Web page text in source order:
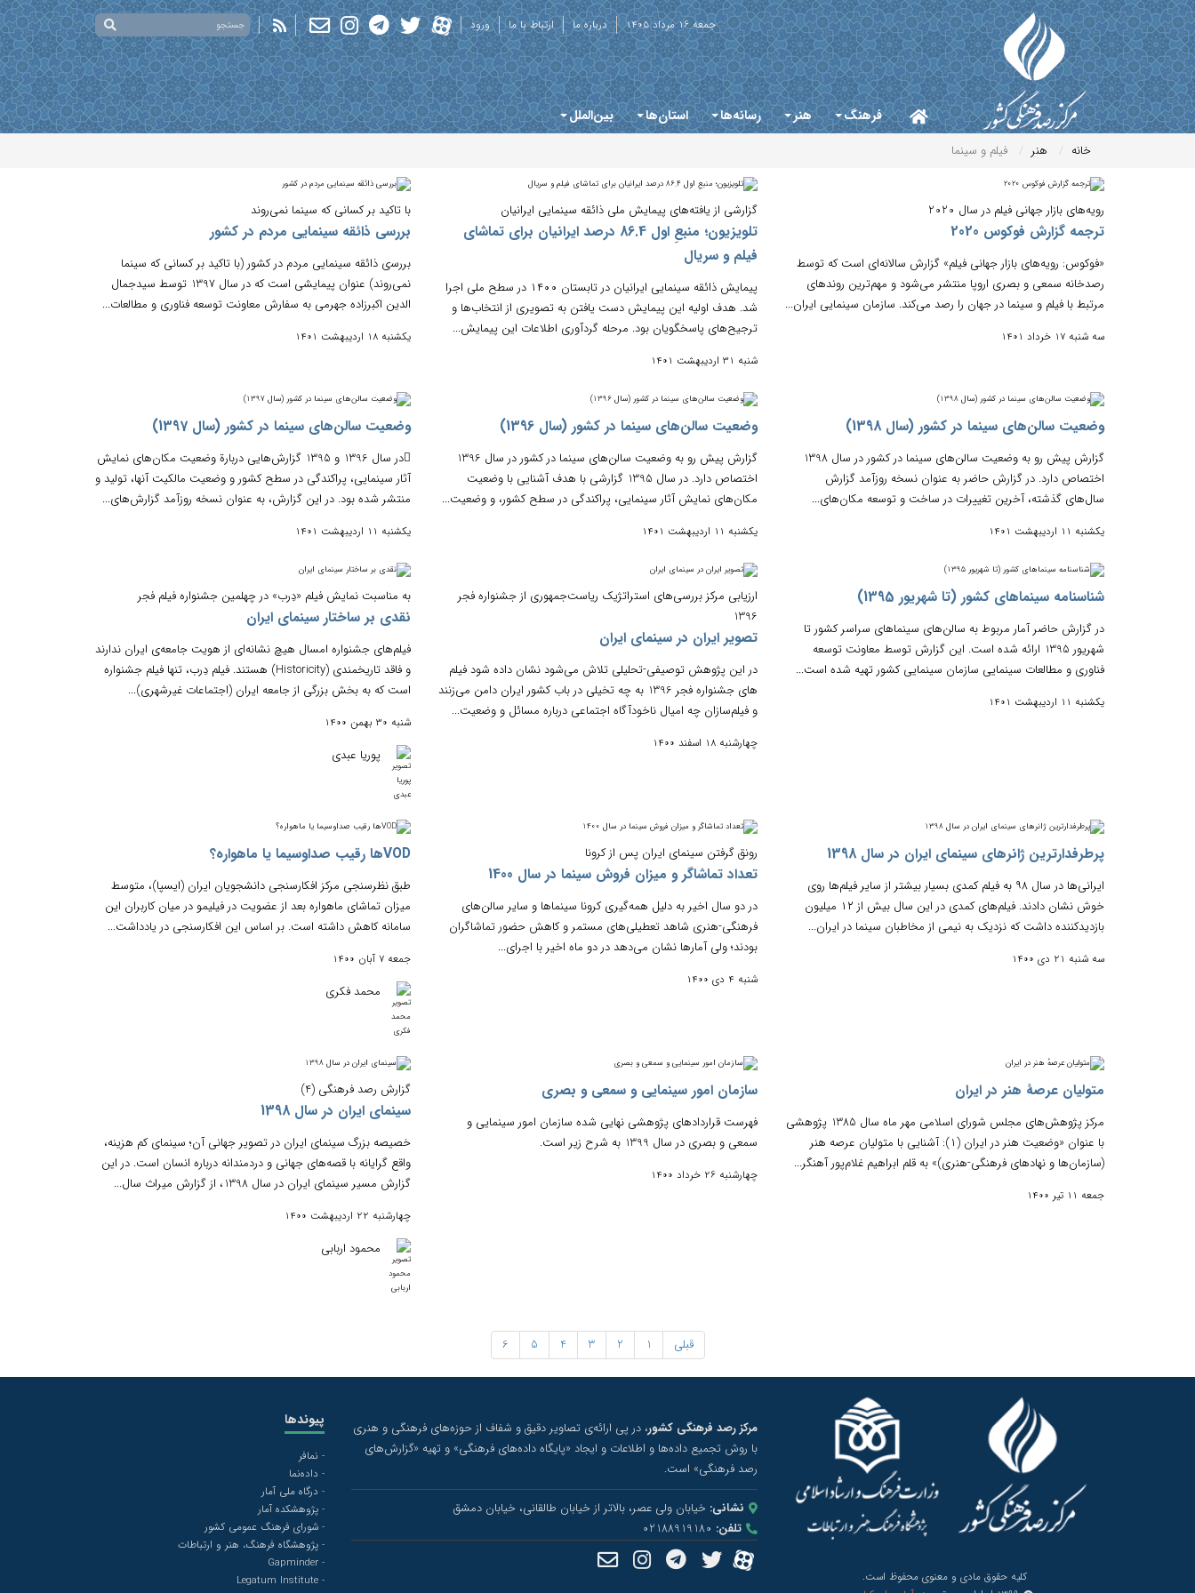
جمعه 16 مرداد 1405 درباره ما ارتباط با ما ورود
فرهنگ هنر رسانه‌ها استان‌ها بین‌الملل
خانه هنر فیلم و سینما
رویه‌های بازار جهانی فیلم در سال 2020
ترجمه گزارش فوکوس 2020
«ﻓﻮﮐﻮس: روﯾﻪ‌ﻫﺎی ﺑﺎزار ﺟﻬﺎﻧﯽ ﻓﯿﻠﻢ» گزارش سالانه‌ای است که توسط
رﺻﺪﺧﺎﻧﻪ ﺳﻤﻌﯽ و ﺑﺼﺮی اروﭘﺎ منتشر می‌شود و مهم‌ترین روندهای
مرتبط با فیلم و سینما در جهان را رصد می‌کند. سازمان سینمایی ایران...
سه شنبه 17 خرداد 1401
گزارشی از یافته‌های پیمایش ملی ذائقه سینمایی ایرانیان
تلویزیون؛ منبعِ اول 86.4 درصد ایرانیان برای تماشای
فیلم و سریال
پیمایش ذائقه سینمایی ایرانیان در تابستان ۱۴۰۰ در سطح ملی اجرا
شد. هدف اولیه این پیمایش دست یافتن به تصویری از انتخاب‌ها و
ترجیح‌های پاسخگویان بود. مرحله گردآوری اطلاعات این پیمایش...
شنبه 31 اردیبهشت 1401
ﺑﺎ ﺗﺎکید ﺑﺮ کسانی که سینما نمی‌روند
ﺑﺮرسی ذاﺋﻘﻪ سینمایی ﻣﺮدم در کشور
ﺑﺮرﺳی ذاﺋﻘﻪ سینمایی ﻣﺮدم در کشور (ﺑﺎ ﺗﺎکید ﺑﺮ کسانی که سینما
نمی‌روند) عنوان پیمایشی است که در سال 1397 توسط سیدﺟﻤﺎل
اﻟﺪین اکبرزاده ﺟﻬﺮمی به سفارش ﻣﻌﺎوﻧﺖ ﺗﻮﺳﻌﻪ ﻓﻨﺎوری و ﻣﻄﺎﻟﻌﺎت...
یکشنبه 18 اردیبهشت 1401
وﺿﻌﯿﺖ ﺳﺎﻟﻦﻫﺎی ﺳﯿﻨﻤﺎ در ﮐﺸﻮر (ﺳﺎل 1398)
ﮔﺰارش ﭘﯿﺶ رو ﺑﻪ وﺿﻌﯿﺖ ﺳﺎﻟﻦﻫﺎی ﺳﯿﻨﻤﺎ در ﮐﺸﻮر در ﺳﺎل 1398
اﺧﺘﺼﺎص دارد. در گزارش حاضر ﺑﻪ ﻋﻨﻮان ﻧﺴﺨﻪ روزآﻣﺪ ﮔﺰارش
سال‌های گذشته، آﺧﺮﯾﻦ ﺗﻐﯿﯿﺮات در ﺳﺎﺧﺖ و ﺗﻮﺳﻌﻪ ﻣﮑﺎنﻫﺎی...
یکشنبه 11 اردیبهشت 1401
وﺿﻌﯿﺖ ﺳﺎﻟﻦﻫﺎی ﺳﯿﻨﻤﺎ در ﮐﺸﻮر (ﺳﺎل 1396)
ﮔﺰارش ﭘﯿﺶ رو ﺑﻪ وﺿﻌﯿﺖ ﺳﺎﻟﻦﻫﺎی ﺳﯿﻨﻤﺎ در ﮐﺸﻮر در ﺳﺎل 1396
اﺧﺘﺼﺎص دارد. در ﺳﺎل 1395 ﮔﺰارﺷﯽ ﺑﺎ ﻫﺪف آﺷﻨﺎﯾﯽ ﺑﺎ وﺿﻌﯿﺖ
ﻣﮑﺎنﻫﺎی ﻧﻤﺎﯾﺶ آﺛﺎر ﺳﯿﻨﻤﺎﯾﯽ، ﭘﺮاﮐﻨﺪﮔﯽ در ﺳﻄﺢ ﮐﺸﻮر، و وﺿﻌﯿﺖ...
یکشنبه 11 اردیبهشت 1401
وضعیت سالن‌های سینما در کشور (سال 1397)
در سال 1396 و 1395 گزارش‌هایی دربارة وضعیت مکان‌های نمایش
آثار سینمایی، پراکندگی در سطح کشور و وضعیت مالکیت آنها، تولید و
منتشر شده بود. در این گزارش، به عنوان نسخه روزآمد گزارش‌های...
یکشنبه 11 اردیبهشت 1401
شناسنامه سینماهای کشور (تا شهریور 1395)
در گزارش حاضر آمار مربوط به سالن‌های سینماهای سراسر کشور تا
شهریور 1395 ارائه شده است. این گزارش توسط معاونت توسعه
فناوری و مطالعات سینمایی سازمان سینمایی کشور تهیه شده است...
یکشنبه 11 اردیبهشت 1401
ارزیابی مرکز بررسی‌های استراتژیک ریاست‌جمهوری از جشنواره فجر
1396
تصویر ایران در سینمای ایران
در این پژوهش توصیفی-تحلیلی تلاش می‌شود نشان داده شود فیلم‌
های جشنواره فجر 1396 به چه تخیلی در باب کشور ایران دامن می‌زنند
و فیلم‌سازان چه امیال ناخودآگاه اجتماعی درباره مسائل و وضعیت...
چهارشنبه 18 اسفند 1400
به مناسبت نمایش فیلم «دِرب» در چهلمین جشنواره فیلم فجر
نقدی بر ساختار سینمای ایران
فیلم‌های جشنواره امسال هیچ نشانه‌ای از هویت جامعه‌ی ایران ندارند
و فاقد تاریخمندی (Historicity) هستند. فیلم دِرب، تنها فیلم جشنواره
است که به بخش بزرگی از جامعه ایران (‌اجتماعات غیرشهری)...
شنبه 30 بهمن 1400
پوریا عبدی
پرطرفدارترین ژانرهای سینمای ایران در سال 1398
ایرانی‌ها در سال ۹۸ به فیلم کمدی بسیار بیشتر از سایر فیلم‌ها روی
خوش نشان دادند. فیلم‌های کمدی در این سال بیش از ۱۲ میلیون
بازدیدکننده داشت که نزدیک به نیمی از مخاطبان سینما در ایران...
سه شنبه 21 دی 1400
رونق گرفتن سینمای ایران پس از کرونا
تعداد تماشاگر و میزان فروش سینما در سال 1400
در دو سال اخیر به دلیل همه‌گیری کرونا سینماها و سایر سالن‌های
فرهنگی-هنری شاهد تعطیلی‌های مستمر و کاهش حضور تماشاگران
بودند؛ ولی آمارها نشان می‌دهد در دو ماه اخیر با اجرای...
شنبه 4 دی 1400
VOD‌ها رقیب صداوسیما یا ماهواره‌؟
طبق نظرسنجی مرکز افکارسنجی دانشجویان ایران (ایسپا)، متوسط
میزان تماشای ماهواره بعد از عضویت در فیلیمو در میان کاربران این
سامانه کاهش داشته است. بر اساس این افکارسنجی در یادداشت...
جمعه 7 آبان 1400
محمد فکری
متولیان عرصهٔ هنر در ایران
مرکز پژوهش‌های مجلس شورای اسلامی مهر ماه سال 1385 پژوهشی
با عنوان «وضعیت هنر در ایران (۱): آشنایی با متولیان عرصه هنر
(سازمان‌ها و نهادهای فرهنگی-هنری)» به قلم ابراهیم غلام‌پور آهنگر...
جمعه 11 تیر 1400
سازمان امور سینمایی و سمعی و بصری
فهرست قراردادهای پژوهشی نهایی شده سازمان امور سینمایی و
سمعی و بصری در سال 1399 به شرح زیر است.
چهارشنبه 26 خرداد 1400
گزارش رصد فرهنگی (4)
سینمای ایران در سال 1398
خصیصه بزرگ سینمای ایران در تصویر جهانی آن؛ سینمای کم هزینه،
واقع گرایانه با قصه‌های جهانی و دردمندانه درباره انسان است. در این
گزارش مسیر سینمای ایران در سال 1398، از گزارش میراث سال...
چهارشنبه 22 اردیبهشت 1400
محمود اربابی
قبلی 1
2
3
4
5
6
کلیه حقوق مادی و معنوی محفوظ است.
مرکز رصد فرهنگی کشور، در پی ارائه‌ی تصاویر دقیق و شفاف از حوزه‌های فرهنگی و هنری
با روش تجمیع داده‌ها و اطلاعات و ایجاد «پایگاه داده‌های فرهنگی» و تهیه «گزارش‌های
رصد فرهنگی» است.
نشانی: خیابان ولی عصر، بالاتر از خیابان طالقانی، خیابان دمشق
تلفن:
پیوندها
- نمافر
- داده‌نما
- درگاه ملی آمار
- پژوهشکده آمار
- شورای فرهنگ عمومی کشور
- پژوهشگاه فرهنگ، هنر و ارتباطات
- Gapminder
- Legatum Institute